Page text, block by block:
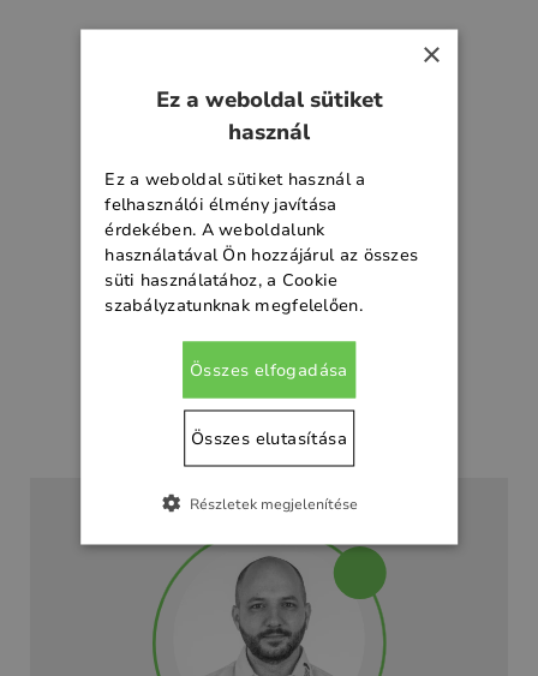
Have more questions?
Do not hesitate to contact us!
×
Ez a weboldal sütiket
használ
Ez a weboldal sütiket használ a
felhasználói élmény javítása
érdekében. A weboldalunk
használatával Ön hozzájárul az összes
süti használatához, a Cookie
szabályzatunknak megfelelően.
Összes elfogadása
Összes elutasítása
Részletek megjelenítése